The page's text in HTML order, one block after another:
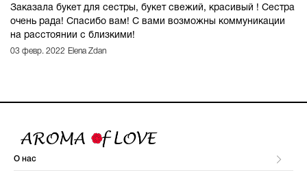
Заказала букет для сестры, букет свежий, красивый ! Сестра
очень рада! Спасибо вам! С вами возможны коммуникации
на расстоянии с близкими!
03 февр. 2022 Elena Zdan
О нас